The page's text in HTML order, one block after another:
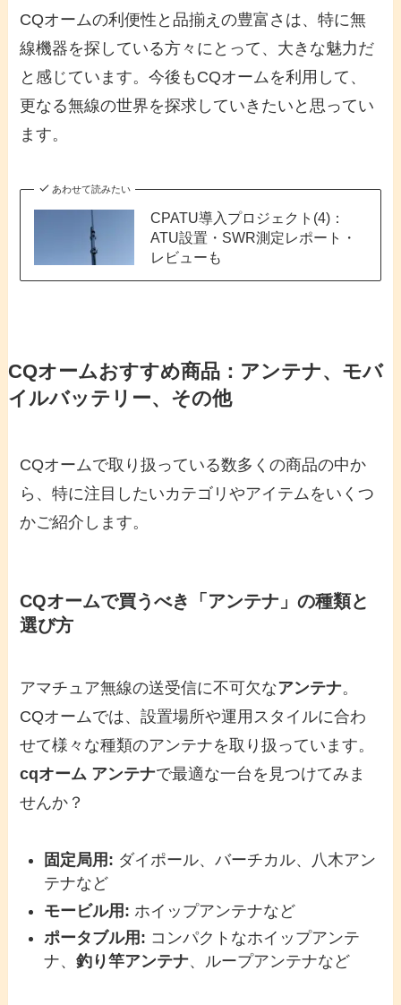
CQオームの利便性と品揃えの豊富さは、特に無
線機器を探している方々にとって、大きな魅力だ
と感じています。今後もCQオームを利用して、
更なる無線の世界を探求していきたいと思ってい
ます。
あわせて読みたい
CPATU導入プロジェクト(4)：
ATU設置・SWR測定レポート・
レビューも
CQオームおすすめ商品：アンテナ、モバ
イルバッテリー、その他
CQオームで取り扱っている数多くの商品の中か
ら、特に注目したいカテゴリやアイテムをいくつ
かご紹介します。
CQオームで買うべき「アンテナ」の種類と
選び方
アマチュア無線の送受信に不可欠なアンテナ。
CQオームでは、設置場所や運用スタイルに合わ
せて様々な種類のアンテナを取り扱っています。
cqオーム アンテナで最適な一台を見つけてみま
せんか？
固定局用: ダイポール、バーチカル、八木アン
テナなど
モービル用: ホイップアンテナなど
ポータブル用: コンパクトなホイップアンテ
ナ、釣り竿アンテナ、ループアンテナなど